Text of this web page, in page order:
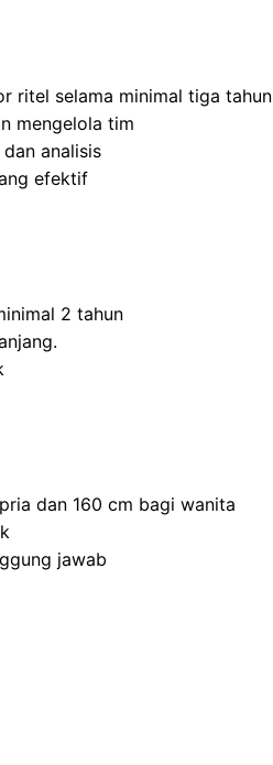
ritel selama minimal tiga tahun
mengelola tim
analisis
efektif
2 tahun
dan 160 cm bagi wanita
jawab